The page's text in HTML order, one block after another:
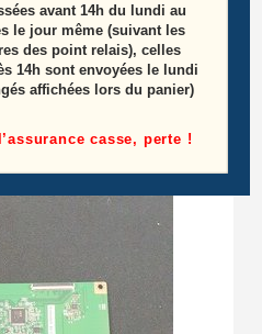
Télé Tcl 50EP661
XXCG
panier
avant 14h du lundi au
le jour même (suivant les
des point relais), celles
14h sont envoyées le lundi
affichées lors du panier)
casse, perte !